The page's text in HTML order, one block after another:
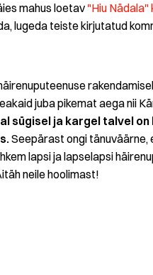
mahus loetav "Hiu Nädala"
lugeda teiste kirjutatud
juba pikemat aega nii
sügisel ja kargel talvel
Seepärast ongi tänuväärne,
lapsi ja lapselapsi
neile hoolimast!